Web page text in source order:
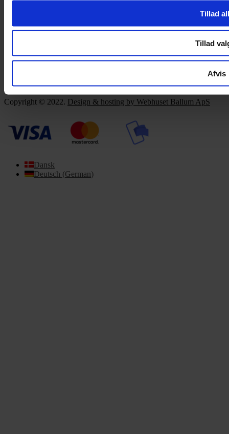
Tillad
Tillad
Afvis
Om Yarn Every Wear
ÅBNINGSTIDER
Lørdag 10:00 – 14:00
Copyright © 2022. Design & hosting by Webhuset Ballum ApS
Dansk
Deutsch (German)